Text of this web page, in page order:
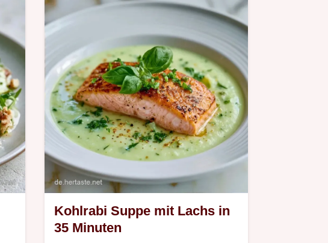
Heißluftfritteuse werden außen kross.
Inklusive Temperatur-Tabelle. In 35
Min fertig!
Kohlrabi Suppe mit Lachs in
35 Minuten